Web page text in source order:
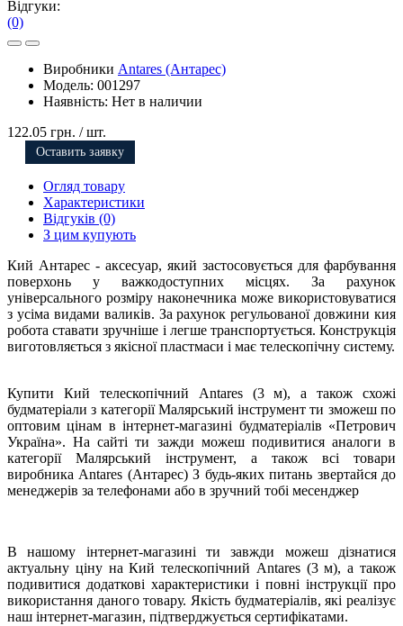
Відгуки:
(0)
Виробники Antares (Антарес)
Модель: 001297
Наявність: Нет в наличии
122.05 грн. / шт.
Оставить заявку
Огляд товару
Характеристики
Відгуків (0)
З цим купують
Кий Антарес - аксесуар, який застосовується для фарбування
поверхонь у важкодоступних місцях. За рахунок
універсального розміру наконечника може використовуватися
з усіма видами валиків. За рахунок регульованої довжини кия
робота ставати зручніше і легше транспортується. Конструкція
виготовляється з якісної пластмаси і має телескопічну систему.
Купити Кий телескопічний Antares (3 м), а також схожі
будматеріали з категорії Малярський інструмент ти зможеш по
оптовим цінам в інтернет-магазині будматеріалів «Петрович
Україна». На сайті ти зажди можеш подивитися аналоги в
категорії Малярський інструмент, а також всі товари
виробника Antares (Антарес) З будь-яких питань звертайся до
менеджерів за телефонами або в зручний тобі месенджер
В нашому інтернет-магазині ти завжди можеш дізнатися
актуальну ціну на Кий телескопічний Antares (3 м), а також
подивитися додаткові характеристики і повні інструкції про
використання даного товару. Якість будматеріалів, які реалізує
наш інтернет-магазин, підтверджується сертифікатами.